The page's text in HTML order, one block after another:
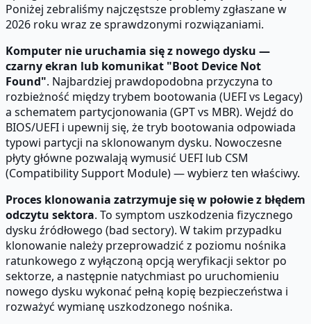
Poniżej zebraliśmy najczęstsze problemy zgłaszane w
2026 roku wraz ze sprawdzonymi rozwiązaniami.
Komputer nie uruchamia się z nowego dysku —
czarny ekran lub komunikat "Boot Device Not
Found". Najbardziej prawdopodobna przyczyna to
rozbieżność między trybem bootowania (UEFI vs Legacy)
a schematem partycjonowania (GPT vs MBR). Wejdź do
BIOS/UEFI i upewnij się, że tryb bootowania odpowiada
typowi partycji na sklonowanym dysku. Nowoczesne
płyty główne pozwalają wymusić UEFI lub CSM
(Compatibility Support Module) — wybierz ten właściwy.
Proces klonowania zatrzymuje się w połowie z błędem
odczytu sektora. To symptom uszkodzenia fizycznego
dysku źródłowego (bad sectory). W takim przypadku
klonowanie należy przeprowadzić z poziomu nośnika
ratunkowego z wyłączoną opcją weryfikacji sektor po
sektorze, a następnie natychmiast po uruchomieniu
nowego dysku wykonać pełną kopię bezpieczeństwa i
rozważyć wymianę uszkodzonego nośnika.